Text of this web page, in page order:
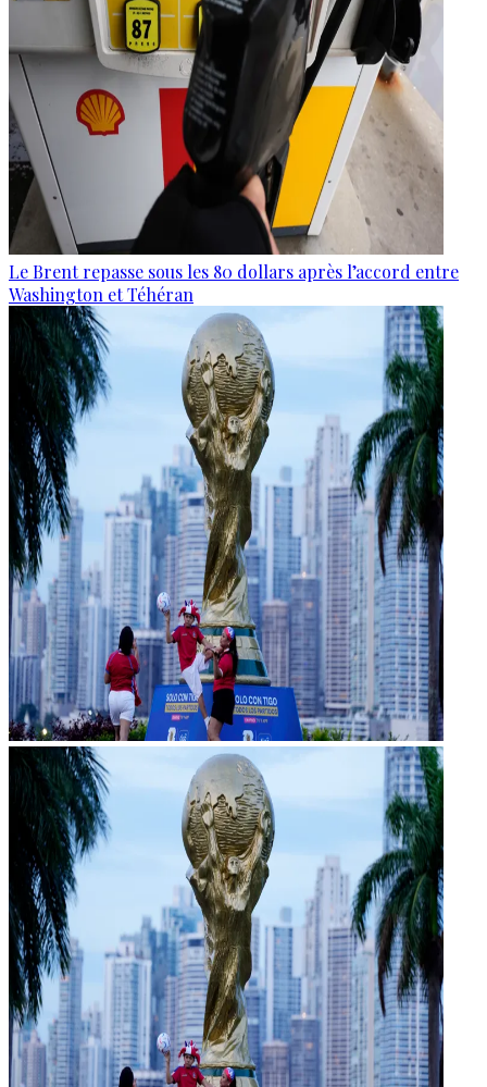
Le Brent repasse sous les 80 dollars après l’accord entre
Washington et Téhéran